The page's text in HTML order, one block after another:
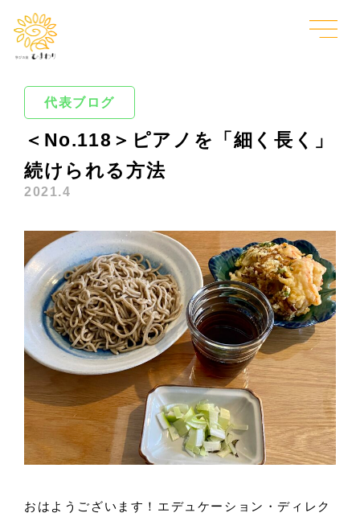
代表ブログ
＜No.118＞ピアノを「細く長く」
続けられる方法
2021.4
おはようございます！エデュケーション・ディレク